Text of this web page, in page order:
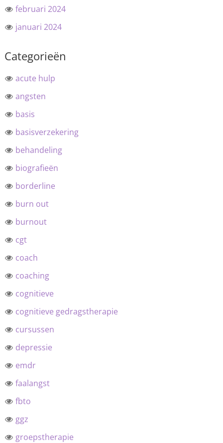
februari 2024
januari 2024
Categorieën
acute hulp
angsten
basis
basisverzekering
behandeling
biografieën
borderline
burn out
burnout
cgt
coach
coaching
cognitieve
cognitieve gedragstherapie
cursussen
depressie
emdr
faalangst
fbto
ggz
groepstherapie